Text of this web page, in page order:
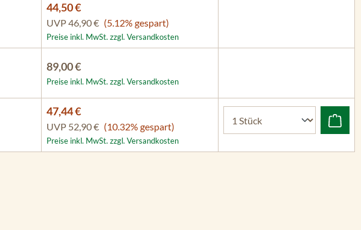
44,50 €
UVP46,90 € (5.12% gespart)
Preise inkl. MwSt. zzgl. Versandkosten
89,00 €
Preise inkl. MwSt. zzgl. Versandkosten
47,44 €
UVP 52,90 € (10.32% gespart)
Preise inkl. MwSt. zzgl. Versandkosten